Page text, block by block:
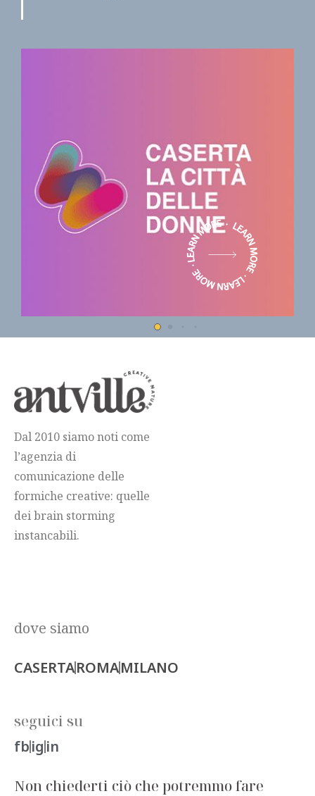
Dal 2010 siamo noti come
l’agenzia di
comunicazione delle
formiche creative: quelle
dei brain storming
instancabili.
dove siamo
CASERTAROMAMILANO
seguici su
fbig in
Non chiederti ciò che potremmo fare